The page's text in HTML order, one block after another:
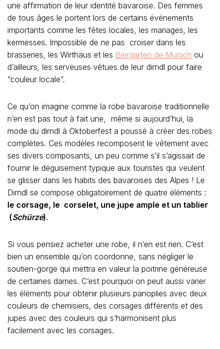
une affirmation de leur identité bavaroise. Des femmes
de tous âges le portent lors de certains événements
importants comme les fêtes locales, les mariages, les
kermesses. Impossible de ne pas croiser dans les
brasseries, les Wirthaus et les Biergarten de Munich ou
d’ailleurs, les serveuses vêtues de leur dirndl pour faire
“couleur locale”.
Ce qu’on imagine comme la robe bavaroise traditionnelle
n’en est pas tout à fait une, même si aujourd’hui, la
mode du dirndl à Oktoberfest a poussé à créer des robes
complètes. Ces modèles recomposent le vêtement avec
ses divers composants, un peu comme s’il s’agissait de
fournir le déguisement typique aux touristes qui veulent
se glisser dans les habits des bavaroises des Alpes ! Le
Dirndl se compose obligatoirement de quatre éléments :
le corsage, le corselet, une jupe ample et un tablier
(Schürze).
Si vous pensiez acheter une robe, il n’en est rien. C’est
bien un ensemble qu’on coordonne, sans négliger le
soutien-gorge qui mettra en valeur la poitrine généreuse
de certaines dames. C’est pourquoi on peut aussi varier
les éléments pour obtenir plusieurs panoplies avec deux
couleurs de chemisiers, des corsages différents et des
jupes avec des couleurs qui s’harmonisent plus
facilement avec les corsages.